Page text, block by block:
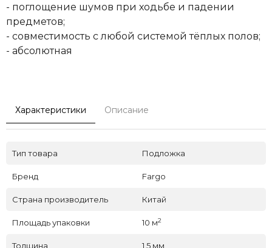
- поглощение шумов при ходьбе и падении
предметов;
- совместимость с любой системой тёплых полов;
- абсолютная
Характеристики Описание
Тип товара Подложка
Бренд Fargo
Страна производитель Китай
Площадь упаковки 10 м2
Толщина 1,5 мм